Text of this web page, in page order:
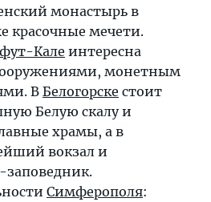
монастырь в
красочные мечети.
Кале интересна
монетным
В Белогорске стоит
Белую скалу и
храмы, а в
вокзал и
заповедник.
Симферополя: